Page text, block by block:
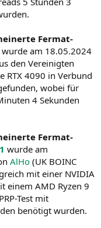
Fermat-
wurde am 18.05.2024
den Vereinigten
RTX 4090 in Verbund
wobei für
4 Sekunden
Fermat-
wurde am
AlHo (UK BOINC
mit einer NVIDIA
einem AMD Ryzen 9
Test mit
benötigt wurden.